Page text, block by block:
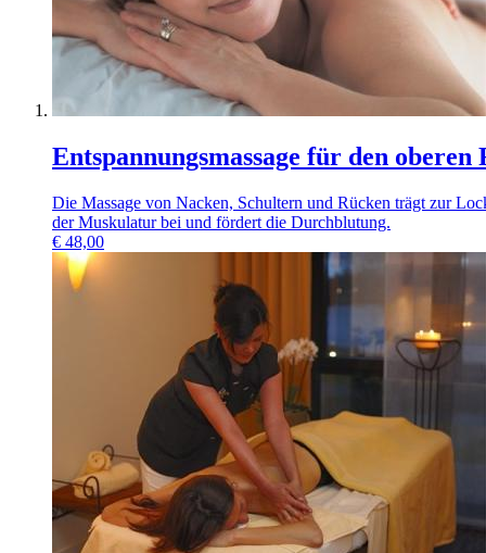
Entspannungsmassage für den oberen
Die Massage von Nacken, Schultern und Rücken trägt zur
der Muskulatur bei und fördert die Durchblutung.
€ 48,00